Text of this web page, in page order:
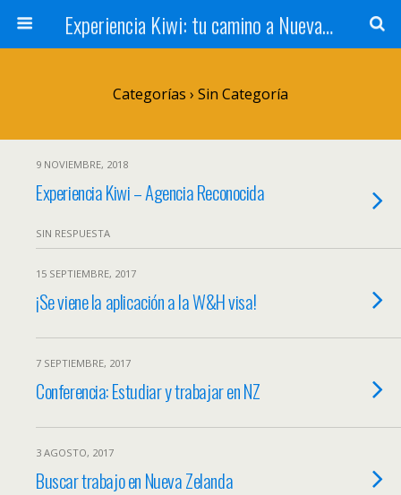
Experiencia Kiwi: tu camino a Nueva Zelanda
Categorías › Sin Categoría
9 NOVIEMBRE, 2018
Experiencia Kiwi – Agencia Reconocida
SIN RESPUESTA
15 SEPTIEMBRE, 2017
¡Se viene la aplicación a la W&H visa!
7 SEPTIEMBRE, 2017
Conferencia: Estudiar y trabajar en NZ
3 AGOSTO, 2017
Buscar trabajo en Nueva Zelanda